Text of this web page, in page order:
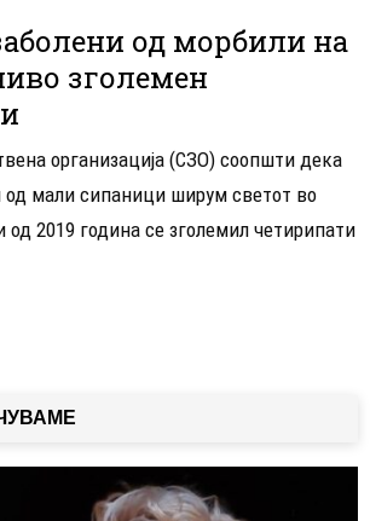
од морбили на
зголемен
организација (СЗО) соопшти дека
од мали сипаници ширум светот во
од 2019 година се зголемил четирипати